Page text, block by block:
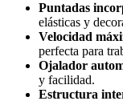
Puntadas
elásticas y
Velocidad
perfecta para
Ojalador
y facilidad.
Estructura